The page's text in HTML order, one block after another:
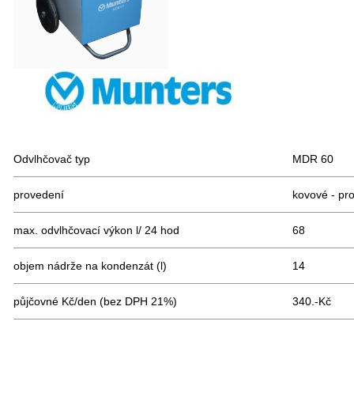
Odvlhčovač typ MDR 60
provedení kovové -
max. odvlhčovací výkon l/ 24 hod 68
objem nádrže na kondenzát (l) 14
půjčovné Kč/den (bez DPH 21%) 340.-Kč